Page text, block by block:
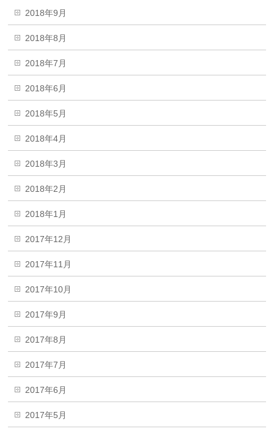
2018年9月
2018年8月
2018年7月
2018年6月
2018年5月
2018年4月
2018年3月
2018年2月
2018年1月
2017年12月
2017年11月
2017年10月
2017年9月
2017年8月
2017年7月
2017年6月
2017年5月